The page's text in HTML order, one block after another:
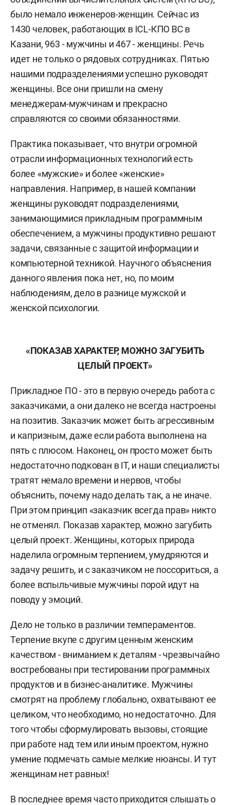
было немало инженеров-женщин. Сейчас из
1430 человек, работающих в ICL-КПО ВС в
Казани, 963 - мужчины и 467 - женщины. Речь
идет не только о рядовых сотрудниках. Пятью
нашими подразделениями успешно руководят
женщины. Все они пришли на смену
менеджерам-мужчинам и прекрасно
справляются со своими обязанностями.
Практика показывает, что внутри огромной
отрасли информационных технологий есть
более «мужские» и более «женские»
направления. Например, в нашей компании
женщины руководят подразделениями,
занимающимися прикладным программным
обеспечением, а мужчины продуктивно решают
задачи, связанные с защитой информации и
компьютерной техникой. Научного объяснения
данного явления пока нет, но, по моим
наблюдениям, дело в разнице мужской и
женской психологии.
«ПОКАЗАВ ХАРАКТЕР, МОЖНО ЗАГУБИТЬ
ЦЕЛЫЙ ПРОЕКТ»
Прикладное ПО - это в первую очередь работа с
заказчиками, а они далеко не всегда настроены
на позитив. Заказчик может быть агрессивным
и капризным, даже если работа выполнена на
пять с плюсом. Наконец, он просто может быть
недостаточно подкован в IТ, и наши специалисты
тратят немало времени и нервов, чтобы
объяснить, почему надо делать так, а не иначе.
При этом принцип «заказчик всегда прав» никто
не отменял. Показав характер, можно загубить
целый проект. Женщины, которых природа
наделила огромным терпением, умудряются и
задачу решить, и с заказчиком не поссориться, а
более вспыльчивые мужчины порой идут на
поводу у эмоций.
Дело не только в различии темпераментов.
Терпение вкупе с другим ценным женским
качеством - вниманием к деталям - чрезвычайно
востребованы при тестировании программных
продуктов и в бизнес-аналитике. Мужчины
смотрят на проблему глобально, охватывают ее
целиком, что необходимо, но недостаточно. Для
того чтобы сформулировать вызовы, стоящие
при работе над тем или иным проектом, нужно
умение подмечать самые мелкие нюансы. И тут
женщинам нет равных!
В последнее время часто приходится слышать о